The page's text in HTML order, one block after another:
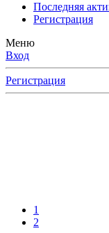
Последняя
Регистрация
Меню
Вход
Регистрация
1
2